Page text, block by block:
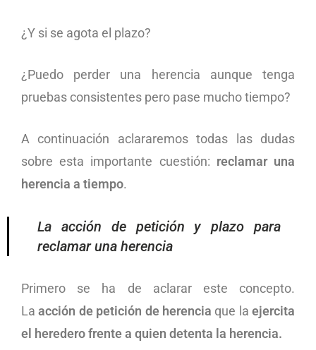
¿Y si se agota el plazo?
¿Puedo perder una herencia aunque tenga
pruebas consistentes pero pase mucho tiempo?
A continuación aclararemos todas las dudas
sobre esta importante cuestión: reclamar una
herencia a tiempo.
La acción de petición y plazo para
reclamar una herencia
Primero se ha de aclarar este concepto.
Laacción de petición de herencia que la ejercita
el heredero frente a quien detenta la herencia.